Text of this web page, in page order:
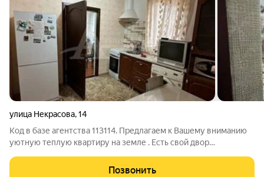
улица Некрасова,14
Код в базе агентства 113114. Предлагаем к Вашему вниманию
уютную теплую квартиру на земле . Есть свой двор
любое удобное для Вас время.Позвонить